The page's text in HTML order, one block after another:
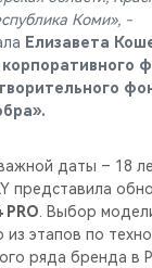
Коми», -
Елизавета
даты – 18
представила
PRO . Выбор
этапов по
ряда бренда в